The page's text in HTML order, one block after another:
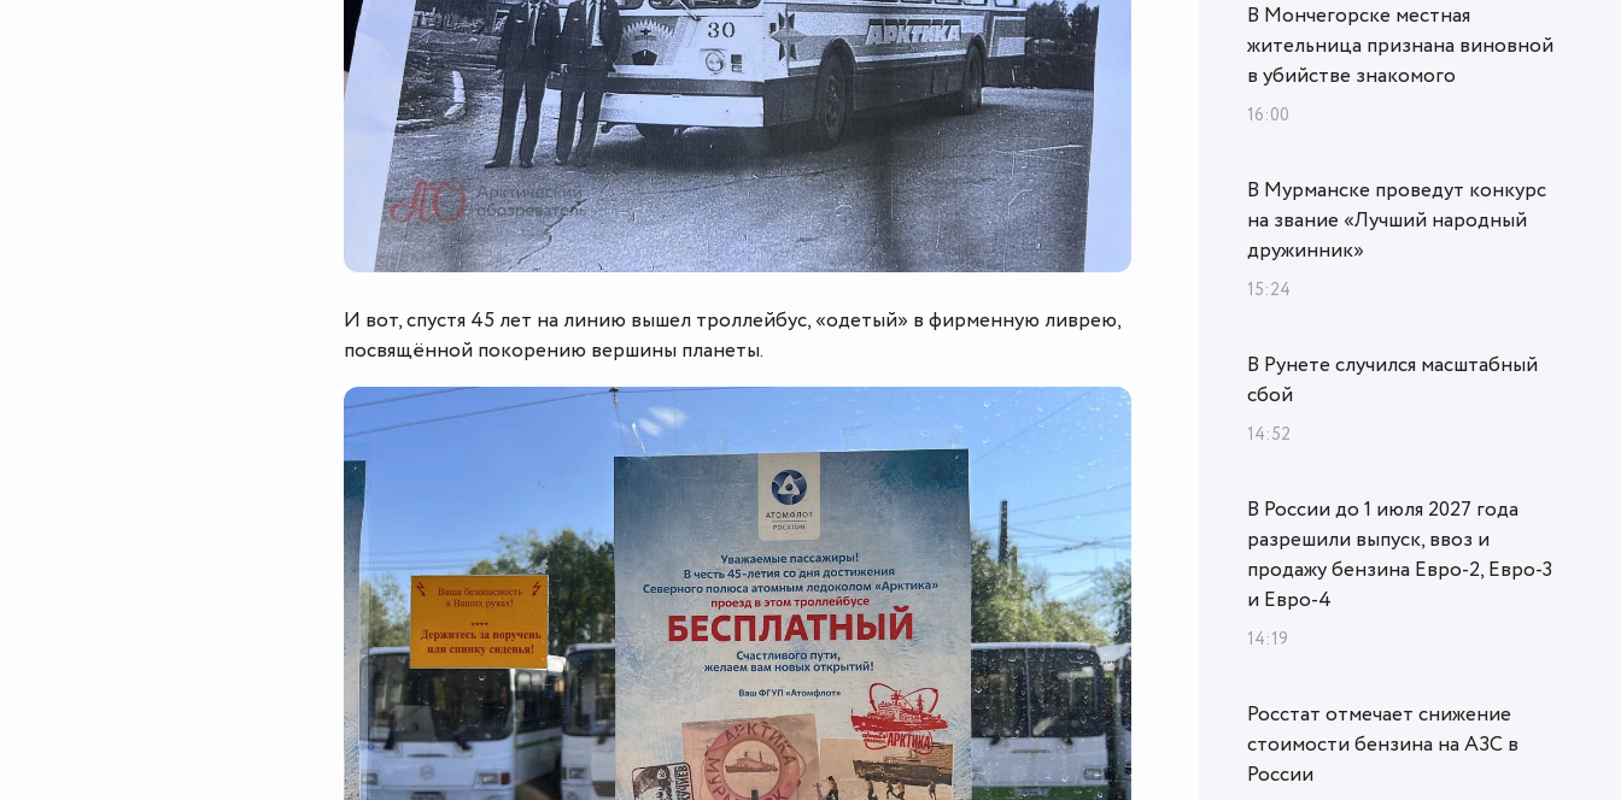
И вот, спустя 45 лет на линию вышел троллейбус, «одетый» в фирменную ливрею,
посвящённой покорению вершины планеты.
В Мончегорске местная
жительница признана виновной
в убийстве знакомого
16:00
В Мурманске проведут конкурс
на звание «Лучший народный
дружинник»
15:24
В Рунете случился масштабный
сбой
14:52
В России до 1 июля 2027 года
разрешили выпуск, ввоз и
продажу бензина Евро-2, Евро-3
и Евро-4
14:19
Росстат отмечает снижение
стоимости бензина на АЗС в
России